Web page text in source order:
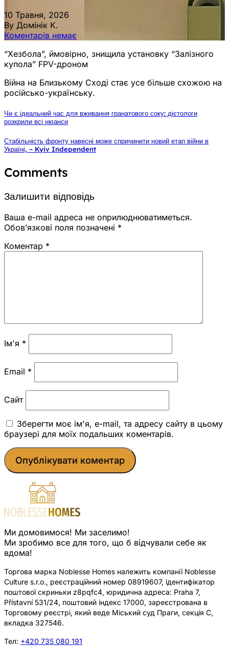
10 Травня, 2026
By Домінік К.
Коментарів немає
“Хезбола”, ймовірно, знищила установку “Залізного
купола” FPV-дроном
Війна на Близькому Сході стає усе більше схожою на
російсько-українську.
Чи є ідеальний час для вживання гранатового соку: дієтологи
розкрили всі нюанси
Стабільність фронту навесні може спричинити новий етап війни в
Україні, – Kyiv Independent
Comments
Залишити відповідь
Ваша e-mail адреса не оприлюднюватиметься.
Обов’язкові поля позначені *
Коментар *
Ім'я *
Email *
Сайт
Зберегти моє ім'я, e-mail, та адресу сайту в цьому
браузері для моїх подальших коментарів.
Ми домовимося! Ми заселимо!
Ми зробимо все для того, що б відчували себе як
вдома!
Торгова марка Noblesse Homes належить компанії Noblesse
Culture s.r.o., реєстраційний номер 08919607, ідентифікатор
поштової скриньки z8pqfc4, юридична адреса: Praha 7,
Přístavní 531/24, поштовий індекс 17000, зареєстрована в
Торговому реєстрі, який веде Міський суд Праги, секція C,
вкладка 327546.
Тел: +420 735 080 191